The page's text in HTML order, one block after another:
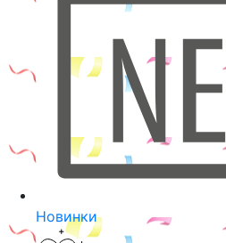
Новинки